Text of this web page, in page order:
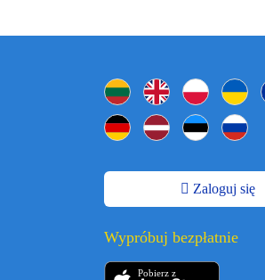
Zaloguj się
Wypróbuj bezpłatnie
Pobierz z